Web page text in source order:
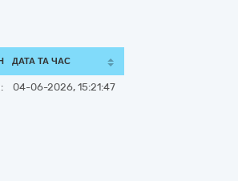
ДАТА ТА ЧАС
04-06-2026, 15:21:47